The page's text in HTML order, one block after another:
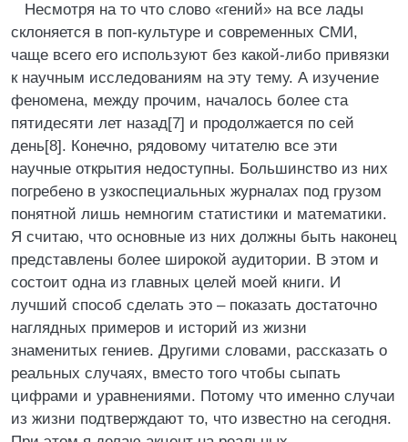
Несмотря на то что слово «гений» на все лады
склоняется в поп-культуре и современных СМИ,
чаще всего его используют без какой-либо привязки
к научным исследованиям на эту тему. А изучение
феномена, между прочим, началось более ста
пятидесяти лет назад[7] и продолжается по сей
день[8]. Конечно, рядовому читателю все эти
научные открытия недоступны. Большинство из них
погребено в узкоспециальных журналах под грузом
понятной лишь немногим статистики и математики.
Я считаю, что основные из них должны быть наконец
представлены более широкой аудитории. В этом и
состоит одна из главных целей моей книги. И
лучший способ сделать это – показать достаточно
наглядных примеров и историй из жизни
знаменитых гениев. Другими словами, рассказать о
реальных случаях, вместо того чтобы сыпать
цифрами и уравнениями. Потому что именно случаи
из жизни подтверждают то, что известно на сегодня.